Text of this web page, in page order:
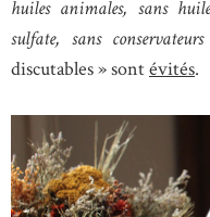
huiles animales, sans
sulfate, sans
discutables » sontévités.